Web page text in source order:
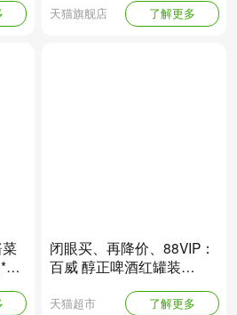
天猫旗舰店 了解更多
闭眼买、再降价、88VIP：
百威 醇正啤酒红罐装
天猫超市 了解更多